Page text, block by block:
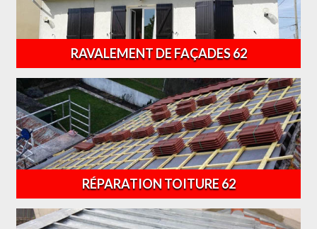
RAVALEMENT DE FAÇADES 62
RÉPARATION TOITURE 62